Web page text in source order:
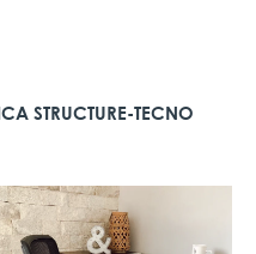
STRUCTURE-TECNO